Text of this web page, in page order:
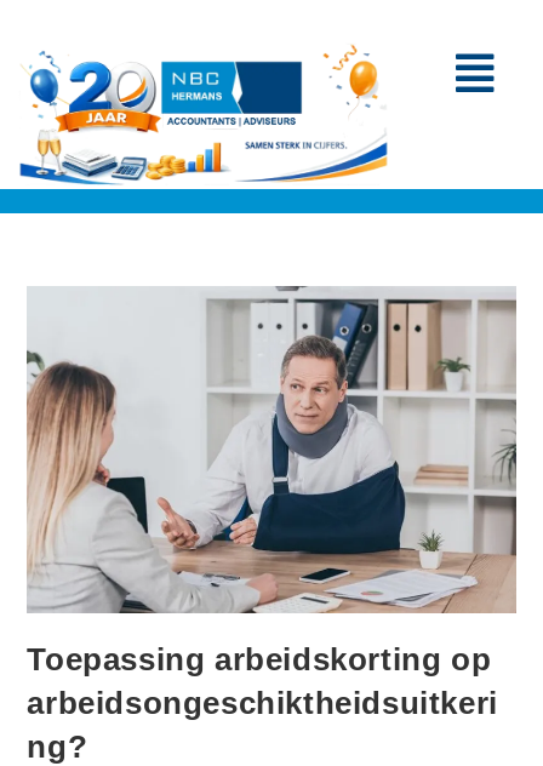
Toepassing arbeidskorting op
arbeidsongeschiktheidsuitkeri
ng?